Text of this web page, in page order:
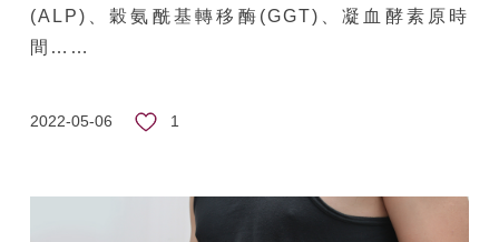
(ALP)、穀氨酰基轉移酶(GGT)、凝血酵素原時
間……
2022-05-06 1